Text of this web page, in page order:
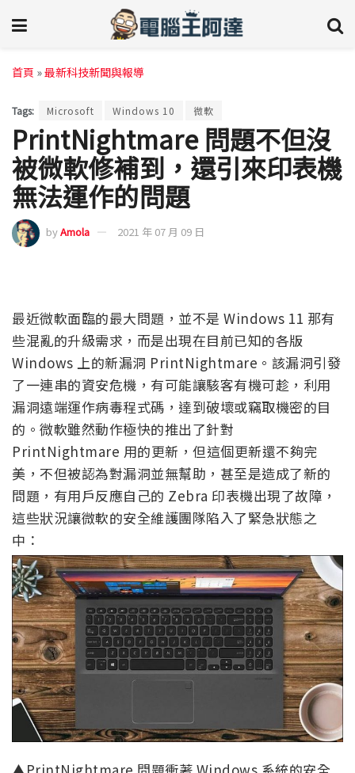
首頁 »最新科技新聞與報導
Tags: Microsoft Windows 10 微軟
PrintNightmare 問題不但沒
被微軟修補到，還引來印表機
無法運作的問題
byAmola 2021 年 07 月 09 日
最近微軟面臨的最大問題，並不是 Windows 11 那有
些混亂的升級需求，而是出現在目前已知的各版
Windows 上的新漏洞 PrintNightmare。該漏洞引發
了一連串的資安危機，有可能讓駭客有機可趁，利用
漏洞遠端運作病毒程式碼，達到破壞或竊取機密的目
的。微軟雖然動作極快的推出了針對
PrintNightmare 用的更新，但這個更新還不夠完
美，不但被認為對漏洞並無幫助，甚至是造成了新的
問題，有用戶反應自己的 Zebra 印表機出現了故障，
這些狀況讓微軟的安全維護團隊陷入了緊急狀態之
中：